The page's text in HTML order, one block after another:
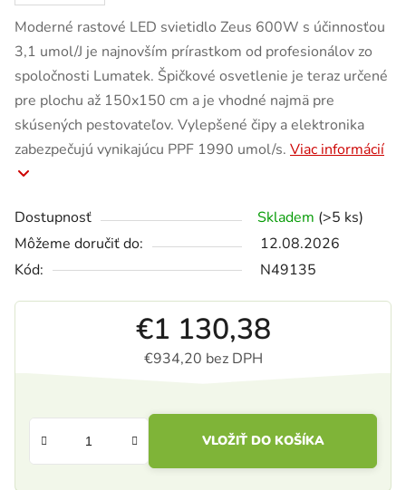
Moderné rastové LED svietidlo Zeus 600W s účinnosťou
3,1 umol/J je najnovším prírastkom od profesionálov zo
spoločnosti Lumatek. Špičkové osvetlenie je teraz určené
pre plochu až 150x150 cm a je vhodné najmä pre
skúsených pestovateľov. Vylepšené čipy a elektronika
zabezpečujú vynikajúcu PPF 1990 umol/s. Viac informácií
Dostupnosť Skladem (>5 ks)
Môžeme doručiť do:
12.08.2026
Kód:
N49135
€1 130,38
€934,20 bez DPH
VLOŽIŤ DO KOŠÍKA